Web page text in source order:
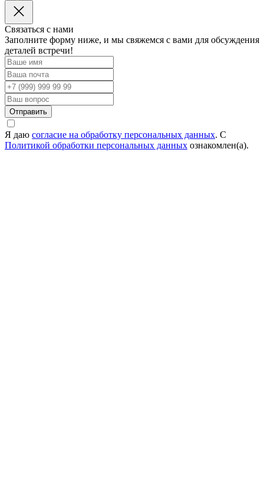
Cвязаться с нами
Заполните форму ниже, и мы свяжемся с вами для обсуждения
деталей встречи!
Отправить
Я даю согласие на обработку персональных данных. С
Политикой обработки персональных данных ознакомлен(а).